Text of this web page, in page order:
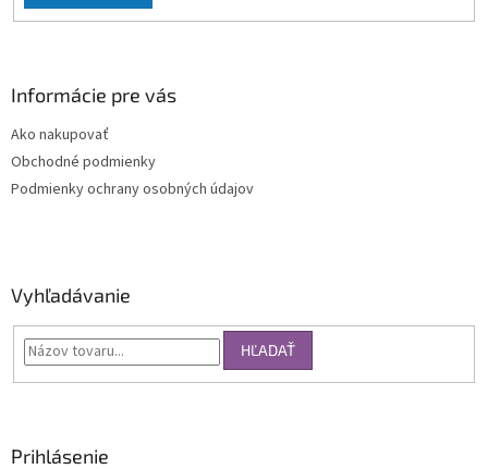
Informácie pre vás
Ako nakupovať
Obchodné podmienky
Podmienky ochrany osobných údajov
Vyhľadávanie
HĽADAŤ
Prihlásenie